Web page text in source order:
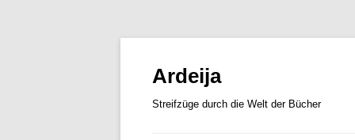
Ardeija
Streifzüge durch die Welt der Bücher